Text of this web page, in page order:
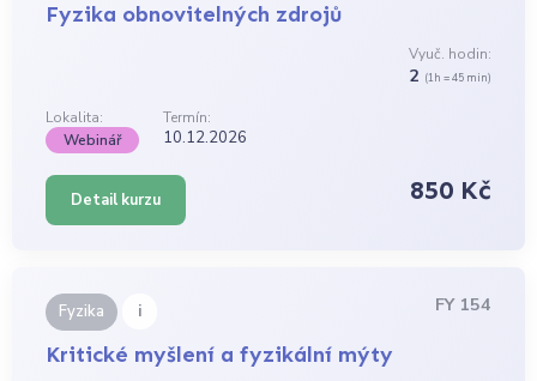
Fyzika obnovitelných zdrojů
Vyuč. hodin:
2 (1h = 45 min)
Lokalita:
Termín:
Webinář
10.12.2026
Detail kurzu 850 Kč
Fyzika i FY 154
Kritické myšlení a fyzikální mýty